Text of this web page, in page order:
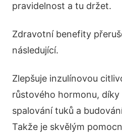
pravidelnost a tu držet.
Zdravotní benefity
následující.
Zlepšuje inzulínovou
růstového hormonu, díky
spalování tuků a
Takže je skvělým